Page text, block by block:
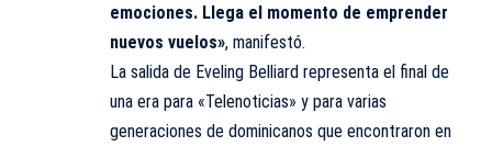
emociones. Llega el momento de emprender
nuevos vuelos», manifestó.
La salida de Eveling Belliard representa el final de
una era para «Telenoticias» y para varias
generaciones de dominicanos que encontraron en